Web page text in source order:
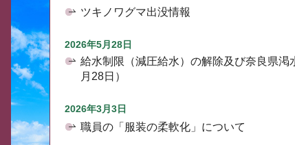
ツキノワグマ出没情報
2026年5月28日
給水制限（減圧給水）の解除及び奈良県渇
月28日）
2026年3月3日
職員の「服装の柔軟化」について